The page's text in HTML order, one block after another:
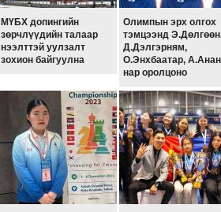
МҮБХ допингийн
зөрчлүүдийн талаар
нээлттэй уулзалт
зохион байгуулна
Олимпын эрх олгох
тэмцээнд
Д.Дэлгэрням,
О.Энхбаатар,
нар оролцоно